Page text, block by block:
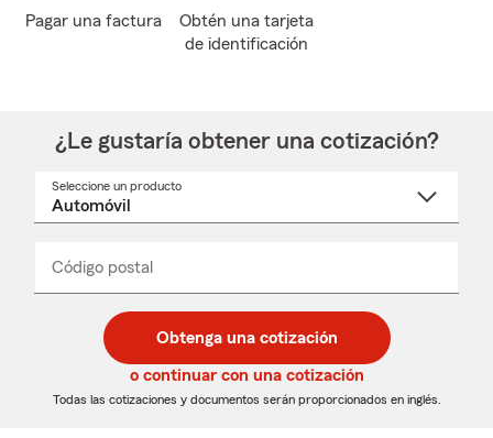
Pagar una factura
Obtén una tarjeta
de identificación
¿Le gustaría obtener una cotización?
Seleccione un producto
desplegable
Código postal
de
5
dígitos
de
5
dígitos
_____
Obtenga una cotización
o continuar con una cotización
Todas las cotizaciones y documentos serán proporcionados en inglés.